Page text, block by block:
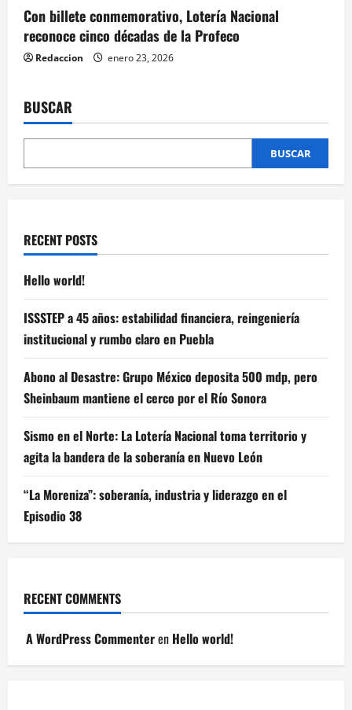
Con billete conmemorativo, Lotería Nacional
reconoce cinco décadas de la Profeco
Redaccion enero 23, 2026
BUSCAR
BUSCAR
RECENT POSTS
Hello world!
ISSSTEP a 45 años: estabilidad financiera, reingeniería
institucional y rumbo claro en Puebla
Abono al Desastre: Grupo México deposita 500 mdp, pero
Sheinbaum mantiene el cerco por el Río Sonora
Sismo en el Norte: La Lotería Nacional toma territorio y
agita la bandera de la soberanía en Nuevo León
“La Moreniza”: soberanía, industria y liderazgo en el
Episodio 38
RECENT COMMENTS
A WordPress Commenteren Hello world!